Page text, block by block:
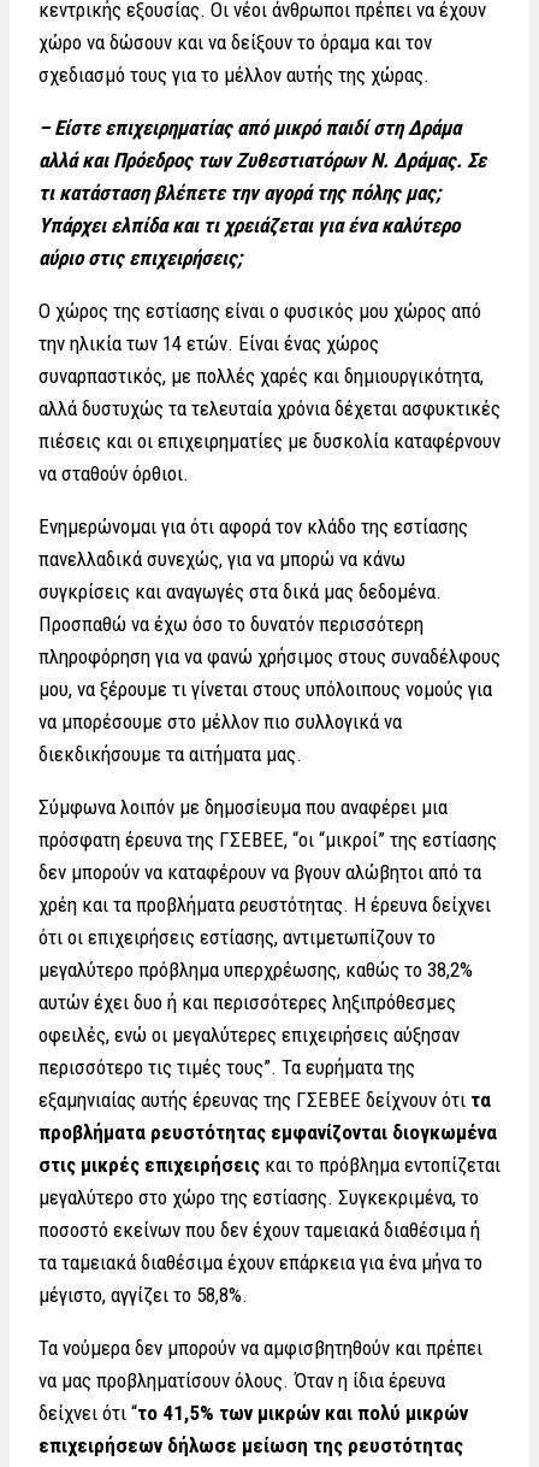
κεντρικής εξουσίας. Οι νέοι άνθρωποι πρέπει να έχουν
χώρο να δώσουν και να δείξουν το όραμα και τον
σχεδιασμό τους για το μέλλον αυτής της χώρας.
– Είστε επιχειρηματίας από μικρό παιδί στη Δράμα
αλλά και Πρόεδρος των Ζυθεστιατόρων Ν. Δράμας. Σε
τι κατάσταση βλέπετε την αγορά της πόλης μας;
Υπάρχει ελπίδα και τι χρειάζεται για ένα καλύτερο
αύριο στις επιχειρήσεις;
Ο χώρος της εστίασης είναι ο φυσικός μου χώρος από
την ηλικία των 14 ετών. Είναι ένας χώρος
συναρπαστικός, με πολλές χαρές και δημιουργικότητα,
αλλά δυστυχώς τα τελευταία χρόνια δέχεται ασφυκτικές
πιέσεις και οι επιχειρηματίες με δυσκολία καταφέρνουν
να σταθούν όρθιοι.
Ενημερώνομαι για ότι αφορά τον κλάδο της εστίασης
πανελλαδικά συνεχώς, για να μπορώ να κάνω
συγκρίσεις και αναγωγές στα δικά μας δεδομένα.
Προσπαθώ να έχω όσο το δυνατόν περισσότερη
πληροφόρηση για να φανώ χρήσιμος στους συναδέλφους
μου, να ξέρουμε τι γίνεται στους υπόλοιπους νομούς για
να μπορέσουμε στο μέλλον πιο συλλογικά να
διεκδικήσουμε τα αιτήματα μας.
Σύμφωνα λοιπόν με δημοσίευμα που αναφέρει μια
πρόσφατη έρευνα της ΓΣΕΒΕΕ, “οι “μικροί” της εστίασης
δεν μπορούν να καταφέρουν να βγουν αλώβητοι από τα
χρέη και τα προβλήματα ρευστότητας. Η έρευνα δείχνει
ότι οι επιχειρήσεις εστίασης, αντιμετωπίζουν το
μεγαλύτερο πρόβλημα υπερχρέωσης, καθώς το 38,2%
αυτών έχει δυο ή και περισσότερες ληξιπρόθεσμες
οφειλές, ενώ οι μεγαλύτερες επιχειρήσεις αύξησαν
περισσότερο τις τιμές τους”. Τα ευρήματα της
εξαμηνιαίας αυτής έρευνας της ΓΣΕΒΕΕ δείχνουν ότι τα
προβλήματα ρευστότητας εμφανίζονται διογκωμένα
στις μικρές επιχειρήσεις και το πρόβλημα εντοπίζεται
μεγαλύτερο στο χώρο της εστίασης. Συγκεκριμένα, το
ποσοστό εκείνων που δεν έχουν ταμειακά διαθέσιμα ή
τα ταμειακά διαθέσιμα έχουν επάρκεια για ένα μήνα το
μέγιστο, αγγίζει το 58,8%.
Τα νούμερα δεν μπορούν να αμφισβητηθούν και πρέπει
να μας προβληματίσουν όλους. Όταν η ίδια έρευνα
δείχνει ότι “το 41,5% των μικρών και πολύ μικρών
επιχειρήσεων δήλωσε μείωση της ρευστότητας